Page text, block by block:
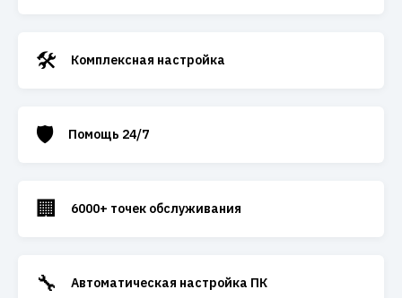
🛠️ Комплексная настройка
🛡️ Помощь 24/7
🏢 6000+ точек обслуживания
🔧 Автоматическая настройка ПК